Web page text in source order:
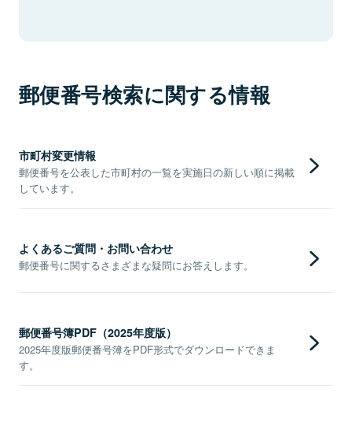
郵便番号検索に関する情報
市町村変更情報
郵便番号を公表した市町村の一覧を実施日の新しい順に掲載
しています。
よくあるご質問・お問い合わせ
郵便番号に関するさまざまな疑問にお答えします。
郵便番号簿PDF（2025年度版）
2025年度版郵便番号簿をPDF形式でダウンロードできま
す。